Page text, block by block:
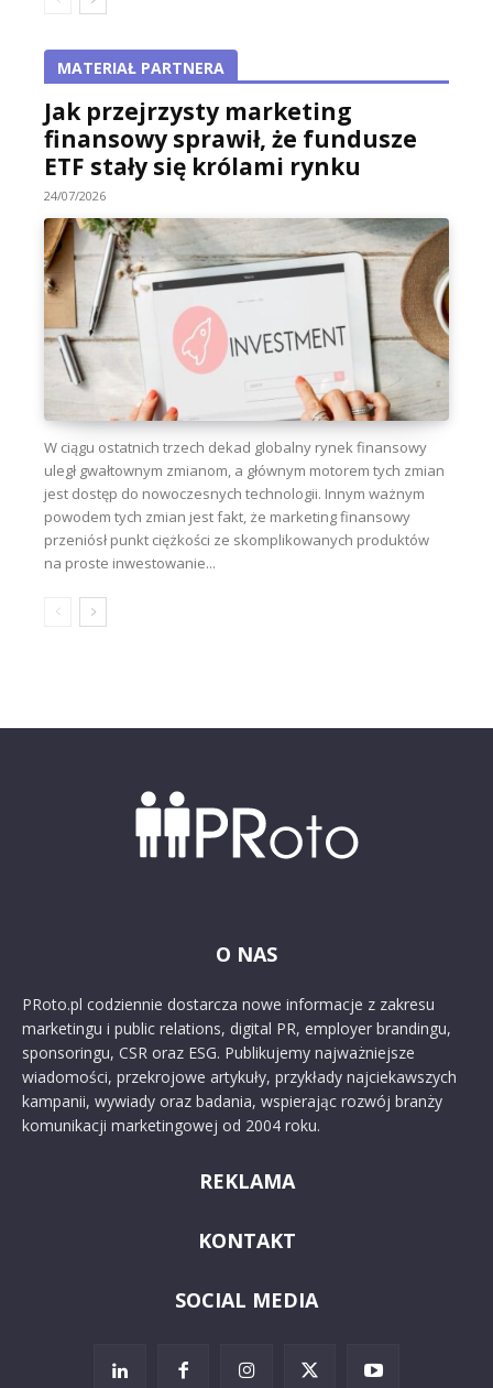
MATERIAŁ PARTNERA
Jak przejrzysty marketing
finansowy sprawił, że fundusze
ETF stały się królami rynku
24/07/2026
W ciągu ostatnich trzech dekad globalny rynek finansowy
uległ gwałtownym zmianom, a głównym motorem tych zmian
jest dostęp do nowoczesnych technologii. Innym ważnym
powodem tych zmian jest fakt, że marketing finansowy
przeniósł punkt ciężkości ze skomplikowanych produktów
na proste inwestowanie...
O NAS
PRoto.pl codziennie dostarcza nowe informacje z zakresu
marketingu i public relations, digital PR, employer brandingu,
sponsoringu, CSR oraz ESG. Publikujemy najważniejsze
wiadomości, przekrojowe artykuły, przykłady najciekawszych
kampanii, wywiady oraz badania, wspierając rozwój branży
komunikacji marketingowej od 2004 roku.
REKLAMA
KONTAKT
SOCIAL MEDIA